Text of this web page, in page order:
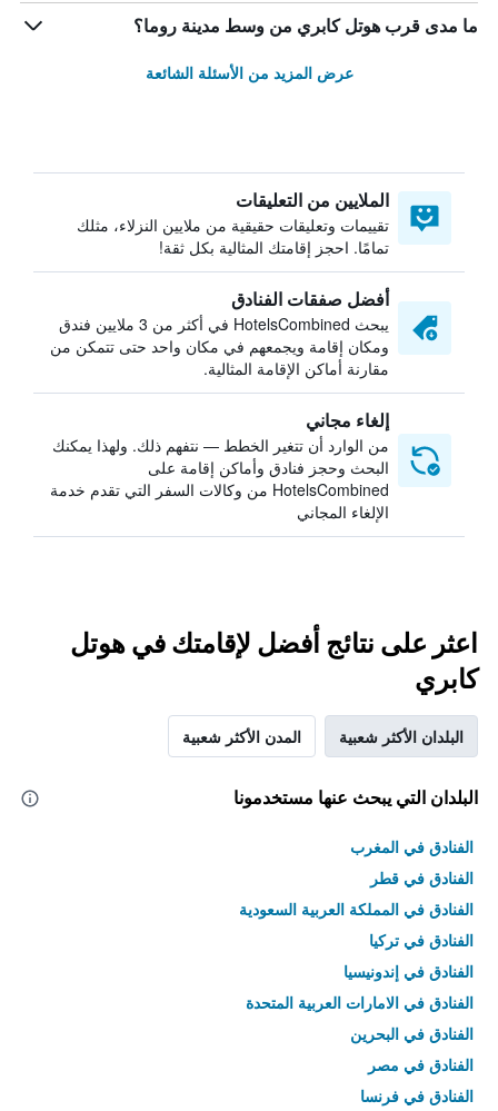
ما مدى قرب هوتل كابري من وسط مدينة روما؟
عرض المزيد من الأسئلة الشائعة
الملايين من التعليقات
تقييمات وتعليقات حقيقية من ملايين النزلاء، مثلك
تمامًا. احجز إقامتك المثالية بكل ثقة!
أفضل صفقات الفنادق
يبحث HotelsCombined في أكثر من 3 ملايين فندق
ومكان إقامة ويجمعهم في مكان واحد حتى تتمكن من
مقارنة أماكن الإقامة المثالية.
إلغاء مجاني
من الوارد أن تتغير الخطط — نتفهم ذلك. ولهذا يمكنك
البحث وحجز فنادق وأماكن إقامة على
HotelsCombined من وكالات السفر التي تقدم خدمة
الإلغاء المجاني
اعثر على نتائج أفضل لإقامتك في هوتل
كابري
البلدان الأكثر شعبية المدن الأكثر شعبية
البلدان التي يبحث عنها مستخدمونا
الفنادق في المغرب
الفنادق في قطر
الفنادق في المملكة العربية السعودية
الفنادق في تركيا
الفنادق في إندونيسيا
الفنادق في الامارات العربية المتحدة
الفنادق في البحرين
الفنادق في مصر
الفنادق في فرنسا